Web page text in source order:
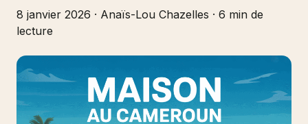
8 janvier 2026 · Anaïs-Lou Chazelles · 6 min de
lecture